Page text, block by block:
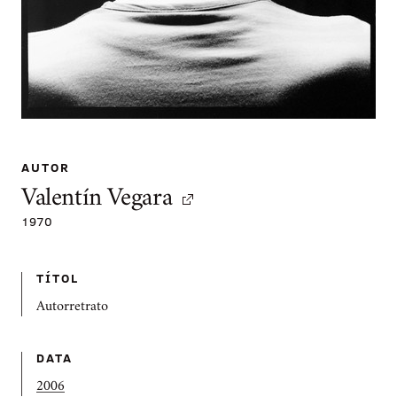
AUTOR
Valentín Vegara
1970
TÍTOL
Autorretrato
DATA
2006